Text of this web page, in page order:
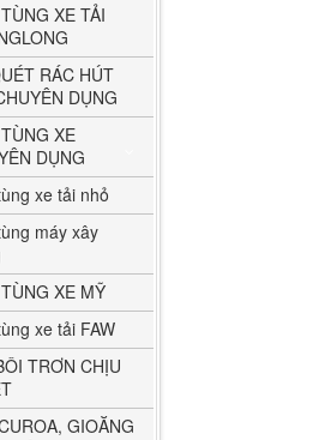
XE TẢI
RÁC HÚT
DỤNG
XE
DỤNG
xe tải nhỏ
máy xây
XE MỸ
xe tải FAW
TRƠN CHỊU
GIOĂNG